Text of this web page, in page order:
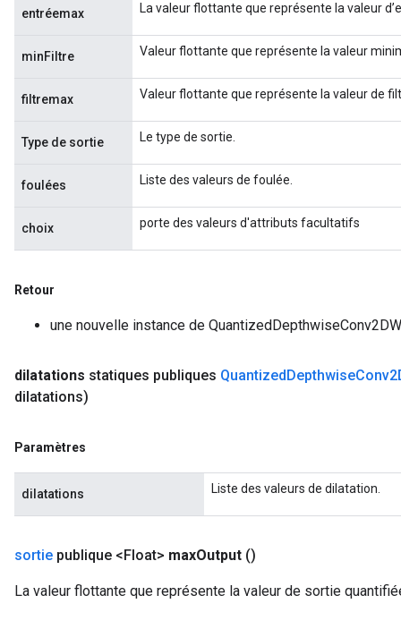
entréemax La valeur flottante que représente la valeur
minFiltre Valeur flottante que représente la valeur
filtremax Valeur flottante que représente la valeur de
Type de sortie Le type de sortie.
foulées Liste des valeurs de foulée.
choix porte des valeurs d'attributs facultatifs
Retour
une nouvelle instance de
dilatations statiques publiques QuantizedDepthwise
dilatations)
Paramètres
dilatations Liste des valeurs de dilatation.
sortie publique <Float> maxOutput ()
La valeur flottante que représente la valeur de sortie